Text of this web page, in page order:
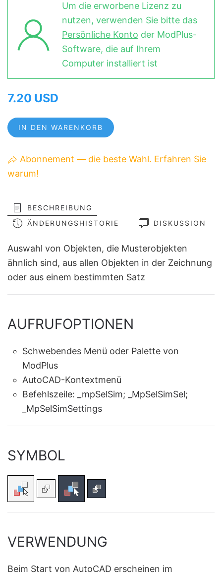
Um die erworbene Lizenz zu
nutzen, verwenden Sie bitte das
Persönliche Konto der ModPlus-
Software, die auf Ihrem
Computer installiert ist
7.20 USD
IN DEN WARENKORB
Abonnement — die beste Wahl. Erfahren Sie
warum!
BESCHREIBUNG
ÄNDERUNGSHISTORIE
DISKUSSION
Auswahl von Objekten, die Musterobjekten
ähnlich sind, aus allen Objekten in der Zeichnung
oder aus einem bestimmten Satz
AUFRUFOPTIONEN
Schwebendes Menü oder Palette von
ModPlus
AutoCAD-Kontextmenü
Befehlszeile:
_mpSelSim; _MpSelSimSel;
_MpSelSimSettings
SYMBOL
VERWENDUNG
Beim Start von AutoCAD erscheinen im